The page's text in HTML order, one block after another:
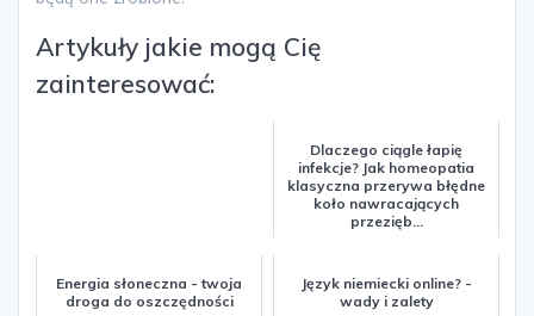
Artykuły jakie mogą Cię
zainteresować:
Dlaczego ciągle łapię
infekcje? Jak homeopatia
klasyczna przerywa błędne
koło nawracających
przezięb...
Energia słoneczna - twoja
droga do oszczędności
Język niemiecki online? -
wady i zalety